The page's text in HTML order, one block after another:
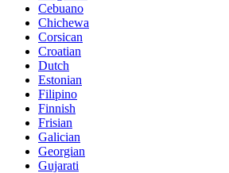
Cebuano
Chichewa
Corsican
Croatian
Dutch
Estonian
Filipino
Finnish
Frisian
Galician
Georgian
Gujarati